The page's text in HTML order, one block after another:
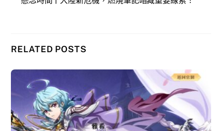
RELATED POSTS